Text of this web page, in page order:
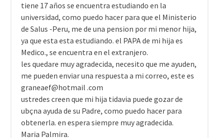
tiene 17 años se encuentra estudiando en la
universidad, como puedo hacer para que el Ministerio
de Salus -Peru, me de una pension por mi menor hija,
ya que esta esta estudiando. el PAPA de mi hija es
Medico., se encuentra en el extranjero.
les quedare muy agradecida, necesito que me ayuden,
me pueden enviar una respuesta a mi correo, este es
graneaef@hotmail .com
ustredes creen que mi hija tidavia puede gozar de
ubçna ayuda de su Padre, como puedo hacer para
obtenerla. en espera siempre muy agradecida.
Maria Palmira.